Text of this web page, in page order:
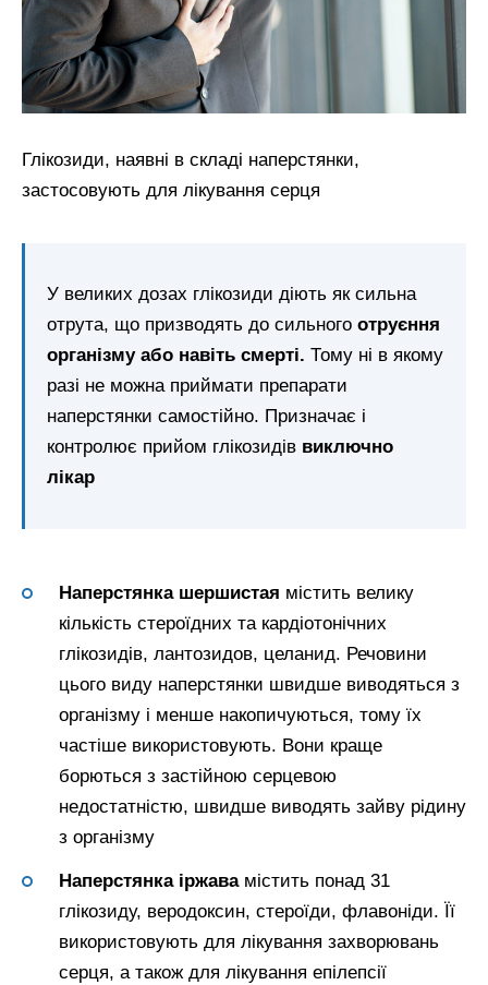
Глікозиди, наявні в складі наперстянки,
застосовують для лікування серця
У великих дозах глікозиди діють як сильна
отрута, що призводять до сильного отруєння
організму або навіть смерті. Тому ні в якому
разі не можна приймати препарати
наперстянки самостійно. Призначає і
контролює прийом глікозидів виключно
лікар
Наперстянка шершистая містить велику
кількість стероїдних та кардіотонічних
глікозидів, лантозидов, целанид. Речовини
цього виду наперстянки швидше виводяться з
організму і менше накопичуються, тому їх
частіше використовують. Вони краще
борються з застійною серцевою
недостатністю, швидше виводять зайву рідину
з організму
Наперстянка іржавамістить понад 31
глікозиду, веродоксин, стероїди, флавоніди. Її
використовують для лікування захворювань
серця, а також для лікування епілепсії